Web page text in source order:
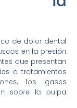
de dolor dental
en la presión
que presentan
o tratamientos
los gases
sobre la pulpa